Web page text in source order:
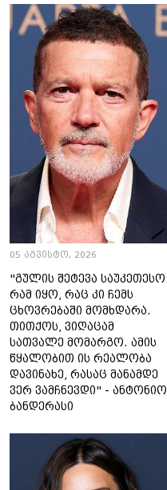
05 აგვისტო, 2026
"გულის შეტევა საუკეთესო
რამ იყო, რაც კი ჩემს
ცხოვრებაში მომხდარა.
თითქოს, ვიღაცამ
სათვალე მომარგო. ამის
წყალობით ის რეალობა
დავინახე, რასაც მანამდე
ვერ ვამჩნევდი" - ანტონიო
ბანდერასი